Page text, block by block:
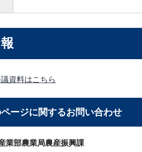
資料はこちら
ージに関するお問い合わせ
業部農業局農産振興課